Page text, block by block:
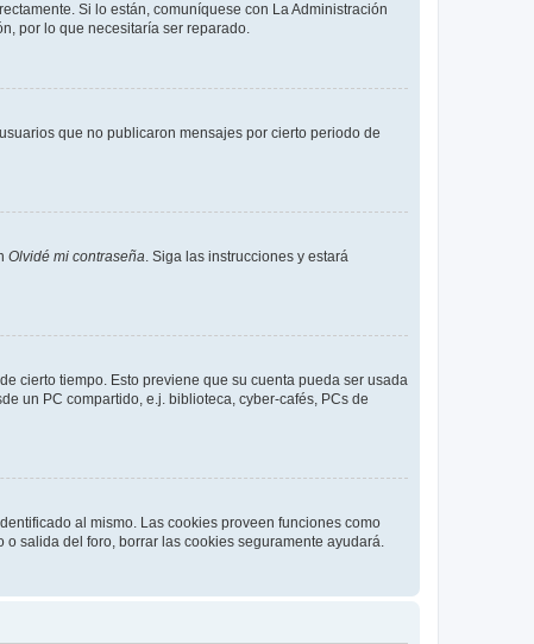
Si lo están, comuníquese con La Administración
por lo que necesitaría ser reparado.
que no publicaron mensajes por cierto periodo de
Olvidé mi contraseña. Siga las instrucciones y estará
cierto tiempo. Esto previene que su cuenta pueda ser usada
un PC compartido, e.j. biblioteca, cyber-cafés, PCs de
al mismo. Las cookies proveen funciones como
salida del foro, borrar las cookies seguramente ayudará.